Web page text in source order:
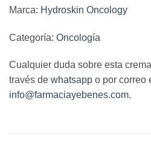
Marca: Hydroskin Oncology
Categoría: Oncología
Cualquier duda sobre esta
través de whatsapp o por correo
info@farmaciayebenes.com.